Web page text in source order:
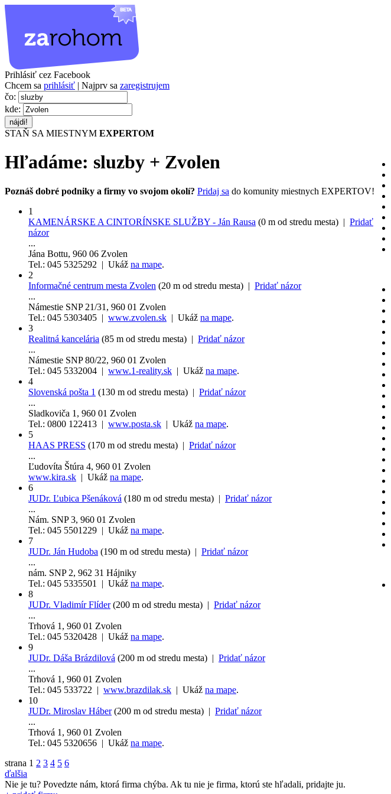
Prihlásiť cez Facebook
Chcem sa prihlásiť | Najprv sa zaregistrujem
čo:
kde:
STAŇ SA MIESTNYM EXPERTOM
Hľadáme: sluzby + Zvolen
Poznáš dobré podniky a firmy vo svojom okolí? Pridaj sa do komunity miestnych EXPERTOV!
1
KAMENÁRSKE A CINTORÍNSKE SLUŽBY - Ján Rausa (0 m od stredu mesta) | Pridať
názor
...
Jána Bottu, 960 06 Zvolen
Tel.: 045 5325292 | Ukáž na mape.
2
Informačné centrum mesta Zvolen (20 m od stredu mesta) | Pridať názor
...
Námestie SNP 21/31, 960 01 Zvolen
Tel.: 045 5303405 | www.zvolen.sk | Ukáž na mape.
3
Realitná kancelária (85 m od stredu mesta) | Pridať názor
...
Námestie SNP 80/22, 960 01 Zvolen
Tel.: 045 5332004 | www.1-reality.sk | Ukáž na mape.
4
Slovenská pošta 1 (130 m od stredu mesta) | Pridať názor
...
Sladkoviča 1, 960 01 Zvolen
Tel.: 0800 122413 | www.posta.sk | Ukáž na mape.
5
HAAS PRESS (170 m od stredu mesta) | Pridať názor
...
Ľudovíta Štúra 4, 960 01 Zvolen
www.kira.sk | Ukáž na mape.
6
JUDr. Ľubica Pšenáková (180 m od stredu mesta) | Pridať názor
...
Nám. SNP 3, 960 01 Zvolen
Tel.: 045 5501229 | Ukáž na mape.
7
JUDr. Ján Hudoba (190 m od stredu mesta) | Pridať názor
...
nám. SNP 2, 962 31 Hájniky
Tel.: 045 5335501 | Ukáž na mape.
8
JUDr. Vladimír Flíder (200 m od stredu mesta) | Pridať názor
...
Trhová 1, 960 01 Zvolen
Tel.: 045 5320428 | Ukáž na mape.
9
JUDr. Dáša Brázdilová (200 m od stredu mesta) | Pridať názor
...
Trhová 1, 960 01 Zvolen
Tel.: 045 533722 | www.brazdilak.sk | Ukáž na mape.
10
JUDr. Miroslav Háber (200 m od stredu mesta) | Pridať názor
...
Trhová 1, 960 01 Zvolen
Tel.: 045 5320656 | Ukáž na mape.
strana 1 2 3 4 5 6
ďalšia
Nie je tu? Povedzte nám, ktorá firma chýba. Ak tu nie je firma, ktorú ste hľadali, pridajte ju.